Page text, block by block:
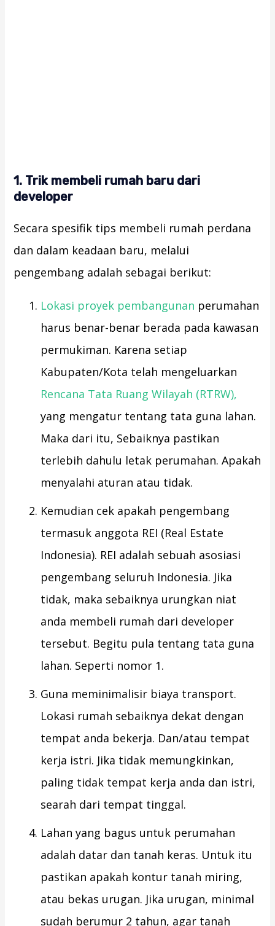
1. Trik membeli rumah baru dari
developer
Secara spesifik tips membeli rumah perdana
dan dalam keadaan baru, melalui
pengembang adalah sebagai berikut:
Lokasi proyek pembangunan perumahan
harus benar-benar berada pada kawasan
permukiman. Karena setiap
Kabupaten/Kota telah mengeluarkan
Rencana Tata Ruang Wilayah (RTRW),
yang mengatur tentang tata guna lahan.
Maka dari itu, Sebaiknya pastikan
terlebih dahulu letak perumahan. Apakah
menyalahi aturan atau tidak.
Kemudian cek apakah pengembang
termasuk anggota REI (Real Estate
Indonesia). REI adalah sebuah asosiasi
pengembang seluruh Indonesia. Jika
tidak, maka sebaiknya urungkan niat
anda membeli rumah dari developer
tersebut. Begitu pula tentang tata guna
lahan. Seperti nomor 1.
Guna meminimalisir biaya transport.
Lokasi rumah sebaiknya dekat dengan
tempat anda bekerja. Dan/atau tempat
kerja istri. Jika tidak memungkinkan,
paling tidak tempat kerja anda dan istri,
searah dari tempat tinggal.
Lahan yang bagus untuk perumahan
adalah datar dan tanah keras. Untuk itu
pastikan apakah kontur tanah miring,
atau bekas urugan. Jika urugan, minimal
sudah berumur 2 tahun, agar tanah